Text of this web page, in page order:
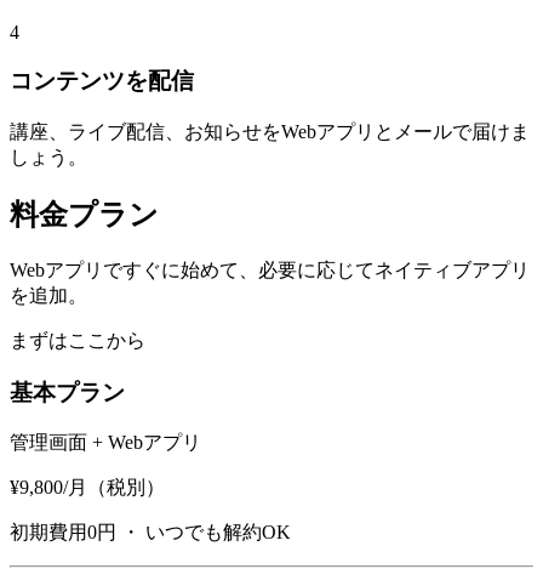
4
コンテンツを配信
講座、ライブ配信、お知らせをWebアプリとメールで届けま
しょう。
料金プラン
Webアプリですぐに始めて、必要に応じてネイティブアプリ
を追加。
まずはここから
基本プラン
管理画面 + Webアプリ
¥9,800/月（税別）
初期費用0円 ・ いつでも解約OK